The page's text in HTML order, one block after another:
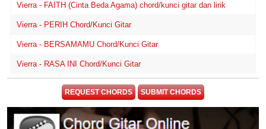
Vierra - FAITH (Cinta Beda Agama) chord/kunci gitar dan lirik
Vierra - PERIH Chord/Kunci Gitar
Vierra - BERSAMAMU Chord/Kunci Gitar
Vierra - RASA INI Chord/Kunci Gitar
REQUEST CHORDS SUBMIT CHORDS